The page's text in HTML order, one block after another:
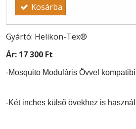
Kosárba
Gyártó: Helikon-Tex®
Ár: 17 300 Ft
-Mosquito Moduláris Övvel
-Két inches külső övekhez is